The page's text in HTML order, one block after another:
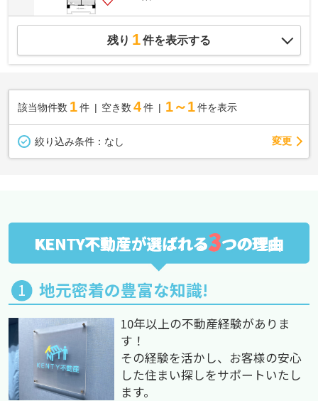
残り 1件を表示する
該当物件数 1件 空き数 4 件 1～1 件を表示
絞り込み条件： なし 変更
KENTY不動産が選ばれる3つの理由
地元密着の豊富な知識!
10年以上の不動産経験がありま
す！
その経験を活かし、お客様の安心
した住まい探しをサポートいたし
ます。